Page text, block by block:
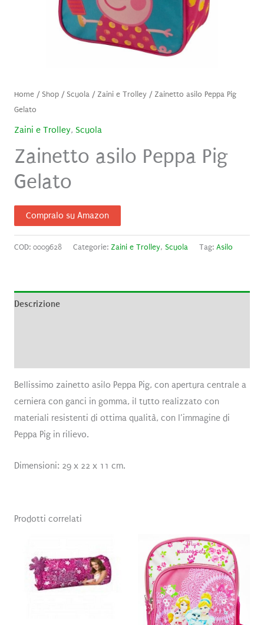
Home/ Shop/ Scuola/ Zaini e Trolley/ Zainetto asilo Peppa Pig
Gelato
Zaini e Trolley, Scuola
Zainetto asilo Peppa Pig
Gelato
Compralo su Amazon
COD: 0009628 Categorie: Zaini e Trolley, Scuola Tag: Asilo
Descrizione
Bellissimo zainetto asilo Peppa Pig, con apertura centrale a
cerniera con ganci in gomma, il tutto realizzato con
materiali resistenti di ottima qualità, con l’immagine di
Peppa Pig in rilievo.
Dimensioni: 29 x 22 x 11 cm.
Prodotti correlati